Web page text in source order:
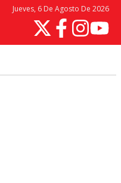
Jueves, 6 De Agosto De 2026